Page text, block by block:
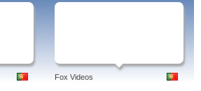
Fox Videos